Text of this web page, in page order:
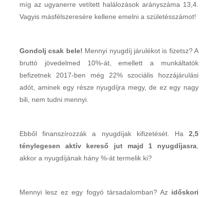
míg az ugyanerre vetített halálozások arányszáma 13,4.
Vagyis másfélszeresére kellene emelni a születésszámot!
Gondolj csak bele! Mennyi nyugdíj járulékot is fizetsz? A
bruttó jövedelmed 10%-át, emellett a munkáltatók
befizetnek 2017-ben még 22% szociális hozzájárulási
adót, aminek egy része nyugdíjra megy, de ez egy nagy
bili, nem tudni mennyi.
Ebből finanszírozzák a nyugdíjak kifizetését. Ha 2,5
ténylegesen aktív kereső jut majd 1 nyugdíjasra,
akkor a nyugdíjának hány %-át termelik ki?
Mennyi lesz ez egy fogyó társadalomban? Az időskori